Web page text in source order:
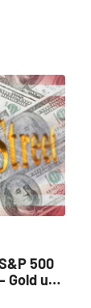
500
Gold und